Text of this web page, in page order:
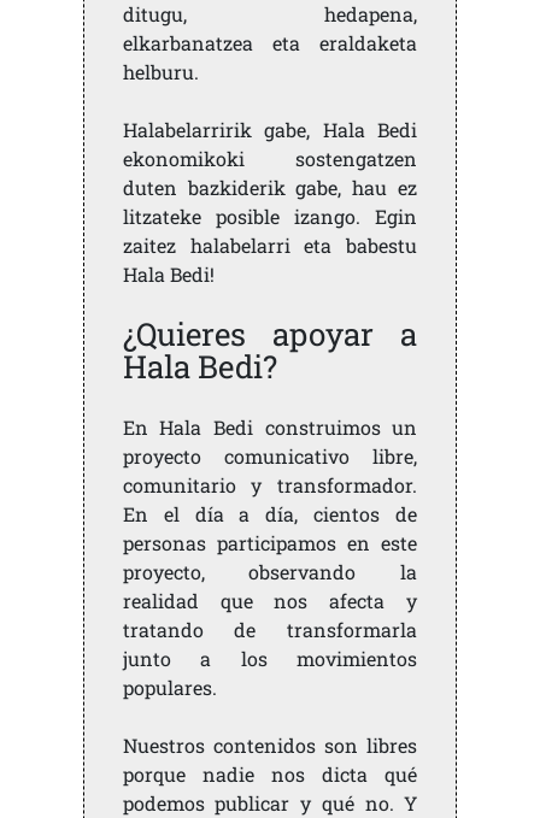
ditugu, hedapena,
elkarbanatzea eta eraldaketa
helburu.
Halabelarririk gabe, Hala Bedi
ekonomikoki sostengatzen
duten bazkiderik gabe, hau ez
litzateke posible izango. Egin
zaitez halabelarri eta babestu
Hala Bedi!
¿Quieres apoyar a
Hala Bedi?
En Hala Bedi construimos un
proyecto comunicativo libre,
comunitario y transformador.
En el día a día, cientos de
personas participamos en este
proyecto, observando la
realidad que nos afecta y
tratando de transformarla
junto a los movimientos
populares.
Nuestros contenidos son libres
porque nadie nos dicta qué
podemos publicar y qué no. Y